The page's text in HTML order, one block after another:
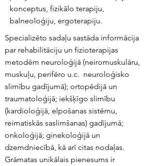
konceptus, fizikālo terapiju,
balneoloģiju, ergoterapiju.
Specializēto sadaļu sastāda informācija
par rehabilitāciju un fizioterapijas
metodēm neuroloģijā (neiromuskulāru,
muskuļu, perifēro u.c. neuroloģisko
slimību gadījumā); ortopēdijā un
traumatoloģijā; iekšķīgo slimību
(kardioloģijā, elpošanas sistēmu,
reimatiskās saslimšanas) gadījumā;
onkoloģijā; ginekoloģijā un
dzemdniecībā, kā arī citas nodaļas.
Grāmatas unikālais pienesums ir